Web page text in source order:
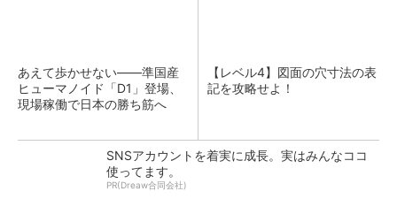
あえて歩かせない――準国産
ヒューマノイド「D1」登場、
現場稼働で日本の勝ち筋へ
【レベル4】図面の穴寸法の表
記を攻略せよ！
SNSアカウントを着実に成長。実はみんなココ
使ってます。
PR(Dreaw合同会社)